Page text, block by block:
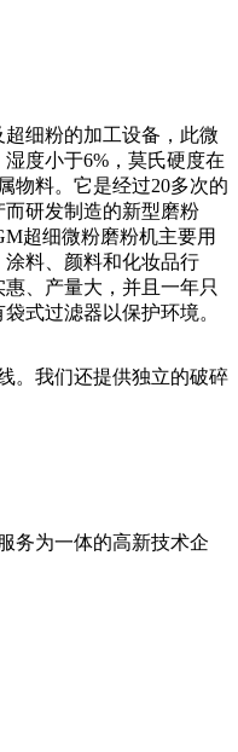
细粉的加工设备，此微
度小于6%，莫氏硬度在
物料。它是经过20多次的
研发制造的新型磨粉
超细微粉磨粉机主要用
料、颜料和化妆品行
、产量大，并且一年只
式过滤器以保护环境。
。我们还提供独立的破碎
务为一体的高新技术企